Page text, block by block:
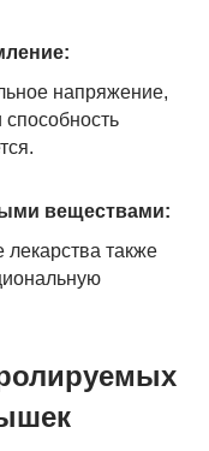
напряжение,
веществами:
лекарства также